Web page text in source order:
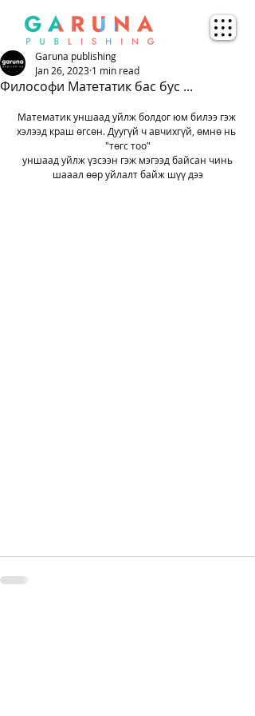
Философи Матетатик бас бус ...
Garuna publishing
Jan 26, 2023 1 min read
Математик уншаад уйлж болдог юм билээ гэж
хэлээд краш өгсөн. Дуугүй ч авчихгүй, өмнө нь
"төгс тоо"
шааал өөр уйлалт байж шүү дээ